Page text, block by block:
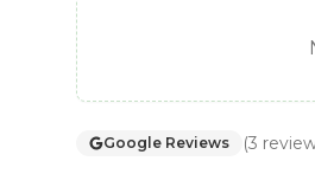
Google Reviews (3